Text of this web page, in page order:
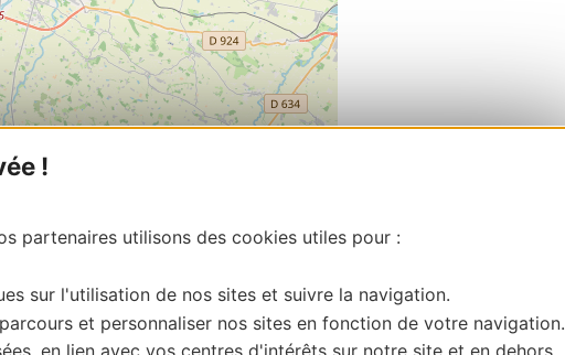
!
partenaires utilisons des cookies utiles pour :
sur l'utilisation de nos sites et suivre la navigation.
et personnaliser nos sites en fonction de votre navigation.